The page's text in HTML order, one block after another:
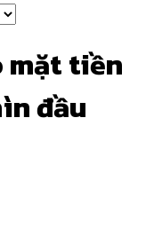
mặt tiền
đầu